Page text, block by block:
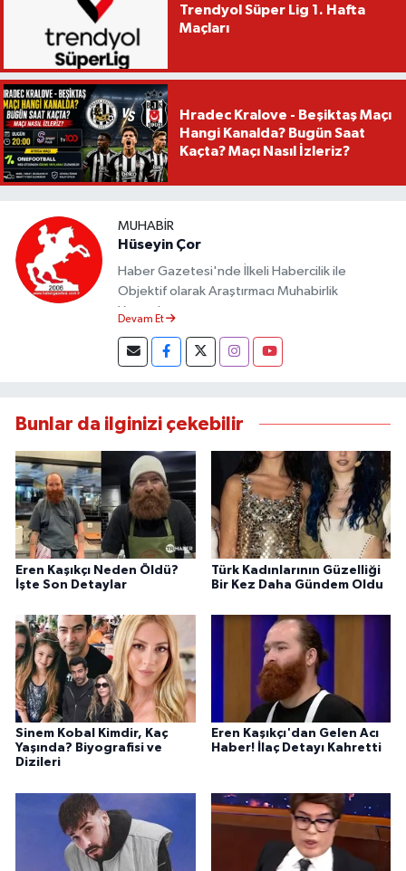
Trendyol Süper Lig 1. Hafta
Maçları
Hradec Kralove - Beşiktaş Maçı
Hangi Kanalda? Bugün Saat
Kaçta? Maçı Nasıl İzleriz?
MUHABIR
Hüseyin Çor
Haber Gazetesi'nde İlkeli Habercilik ile
Objektif olarak Araştırmacı Muhabirlik
Yapmaktayım.
Devam Et
Bunlar da ilginizi çekebilir
Eren Kaşıkçı Neden Öldü?
İşte Son Detaylar
Türk Kadınlarının Güzelliği
Bir Kez Daha Gündem Oldu
Sinem Kobal Kimdir, Kaç
Yaşında? Biyografisi ve
Dizileri
Eren Kaşıkçı'dan Gelen Acı
Haber! İlaç Detayı Kahretti